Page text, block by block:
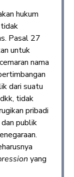
hukum
Pasal 27
untuk
nama
dari suatu
tidak
pribadi
publik
yang